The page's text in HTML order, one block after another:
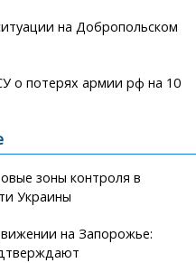
на Добропольском
о потерях армии рф на 10
зоны контроля в
Украины
на Запорожье: